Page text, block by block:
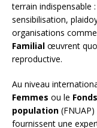
terrain indispensable
sensibilisation,
organisations comme
Familial œuvrent
reproductive.
Au niveau
Femmes ou le
population
fournissent une